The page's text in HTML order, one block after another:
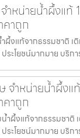
ำหน่ายน้ำผึ้งแท้
าถูก
งแท้จากธรรมชาติ เ
ะโยชน์มากมาย บริกา
จำหน่ายน้ำผึ้ง
าถูก
ำผึ้งแท้จากธรรมชาติ
ะโยชน์มากมาย บริกา